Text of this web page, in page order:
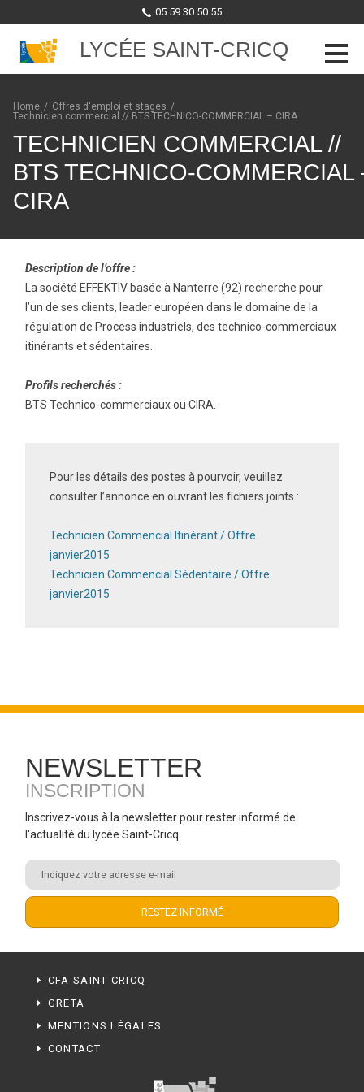
05 59 30 50 55
LYCÉE SAINT-CRICQ
Skip to content
Home / Offres d'emploi et stages /
Technicien commercial // BTS TECHNICO-COMMERCIAL – CIRA
TECHNICIEN COMMERCIAL //
BTS TECHNICO-COMMERCIAL
CIRA
Description de l’offre :
La société EFFEKTIV basée à Nanterre (92) recherche pour
l’un de ses clients, leader européen dans le domaine de la
régulation de Process industriels, des technico-commerciaux
itinérants et sédentaires.
Profils recherchés :
BTS Technico-commerciaux ou CIRA.
Pour les détails des postes à pourvoir, veuillez
consulter l’annonce en ouvrant les fichiers joints :
Technicien Commencial Itinérant / Offre
janvier2015
Technicien Commencial Sédentaire / Offre
janvier2015
NEWSLETTER
INSCRIPTION
Inscrivez-vous à la newsletter pour rester informé de
l'actualité du lycée Saint-Cricq.
CFA SAINT CRICQ
GRETA
MENTIONS LÉGALES
CONTACT